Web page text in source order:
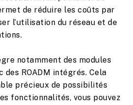
de réduire les coûts par
l’utilisation du réseau et de
notamment des modules
des ROADM intégrés. Cela
précieux de possibilités
fonctionnalités, vous pouvez